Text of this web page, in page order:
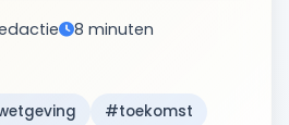
8 minuten
#toekomst